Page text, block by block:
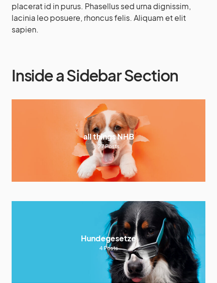
placerat id in purus. Phasellus sed urna dignissim,
lacinia leo posuere, rhoncus felis. Aliquam et elit
sapien.
Inside a Sidebar Section
all things NHB
27Posts
Hundegesetze
4Posts